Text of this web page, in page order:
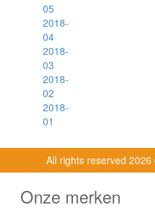
05
2018-
04
2018-
03
2018-
02
2018-
01
All rights reserved 2026
Onze merken